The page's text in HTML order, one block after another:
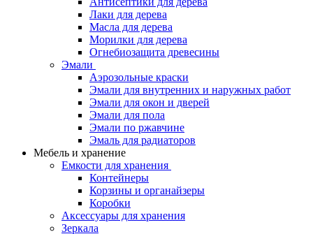
Лаки для дерева
Масла для дерева
Морилки для дерева
Огнебиозащита древесины
Эмали
Аэрозольные краски
Эмали для внутренних и наружных работ
Эмали для окон и дверей
Эмали для пола
Эмали по ржавчине
Эмаль для радиаторов
Мебель и хранение
Емкости для хранения
Контейнеры
Корзины и органайзеры
Коробки
Аксессуары для хранения
Зеркала